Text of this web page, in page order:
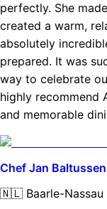
perfectly. She
created a warm,
absolutely
prepared. It was
way to celebrate
highly recommend
and memorable
Chef Jan Baltussen
🇳🇱 Baarle-Nassau